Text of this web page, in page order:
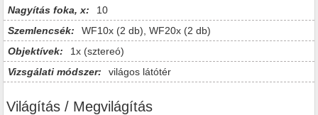
Nagyítás foka, x:
10
Szemlencsék:
WF10x (2 db), WF20x (2 db)
Objektívek:
1x (sztereó)
Vizsgálati módszer:
világos látótér
Világítás / Megvilágítás